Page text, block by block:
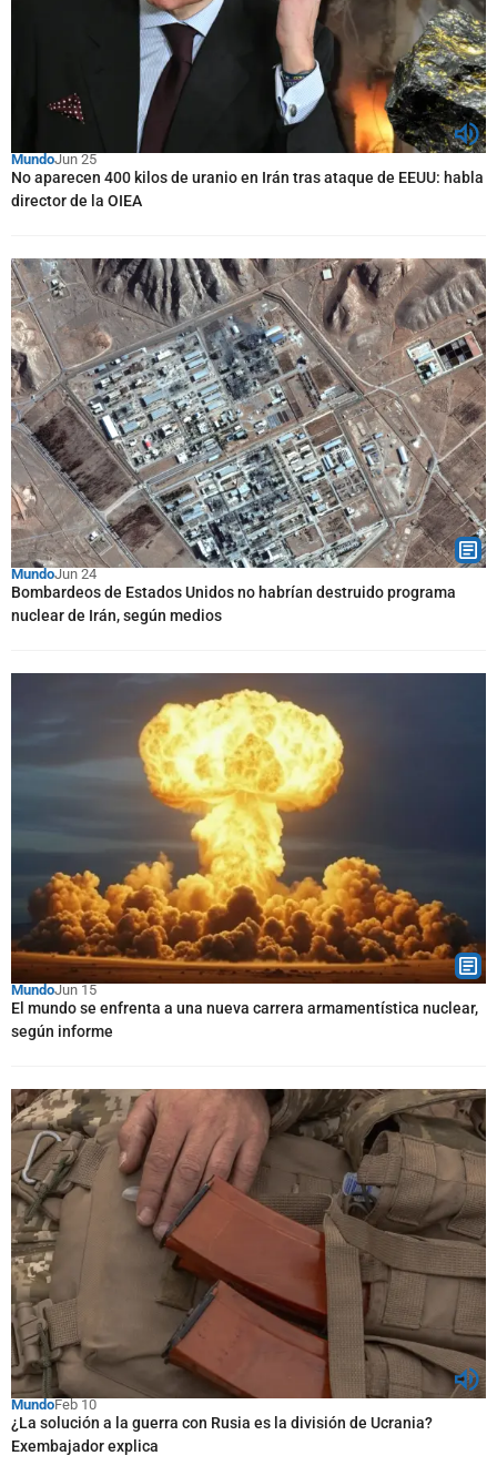
MundoJun 25
No aparecen 400 kilos de uranio en Irán tras ataque de EEUU: habla
director de la OIEA
MundoJun 24
Bombardeos de Estados Unidos no habrían destruido programa
nuclear de Irán, según medios
MundoJun 15
El mundo se enfrenta a una nueva carrera armamentística nuclear,
según informe
MundoFeb 10
¿La solución a la guerra con Rusia es la división de Ucrania?
Exembajador explica